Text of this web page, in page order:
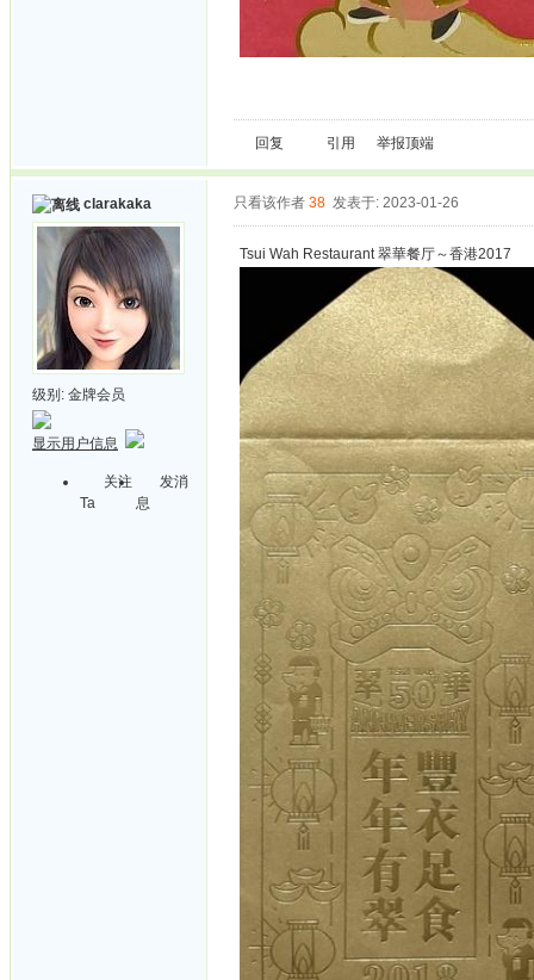
回复 引用 举报顶端
clarakaka
级别: 金牌会员
显示用户信息
关注
Ta
发消
息
只看该作者 38 发表于: 2023-01-26
Tsui Wah Restaurant 翠華餐厅～香港2017